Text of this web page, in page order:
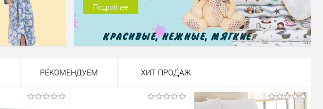
CITYFLEX Bunny
средне-жёсткий
Подробнее
РЕКОМЕНДУЕМ ХИТ ПРОДАЖ